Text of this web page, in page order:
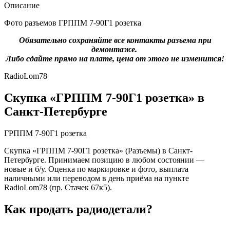
Описание
Фото разъемов ГРППМ 7-90Г1 розетка
Обязательно сохраняйте все контакты разъема при
демонтаже.
Либо сдайте прямо на плате, цена от этого не изменится!
RadioLom78
Скупка «ГРППМ 7-90Г1 розетка» в
Санкт-Петербурге
ГРППМ 7-90Г1 розетка
Скупка «ГРППМ 7-90Г1 розетка» (Разъемы) в Санкт-
Петербурге. Принимаем позицию в любом состоянии —
новые и б/у. Оценка по маркировке и фото, выплата
наличными или переводом в день приёма на пункте
RadioLom78 (пр. Стачек 67к5).
Как продать радиодетали?